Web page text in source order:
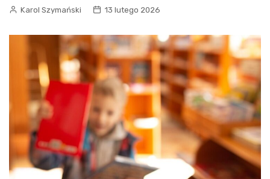
Karol Szymański 13 lutego 2026